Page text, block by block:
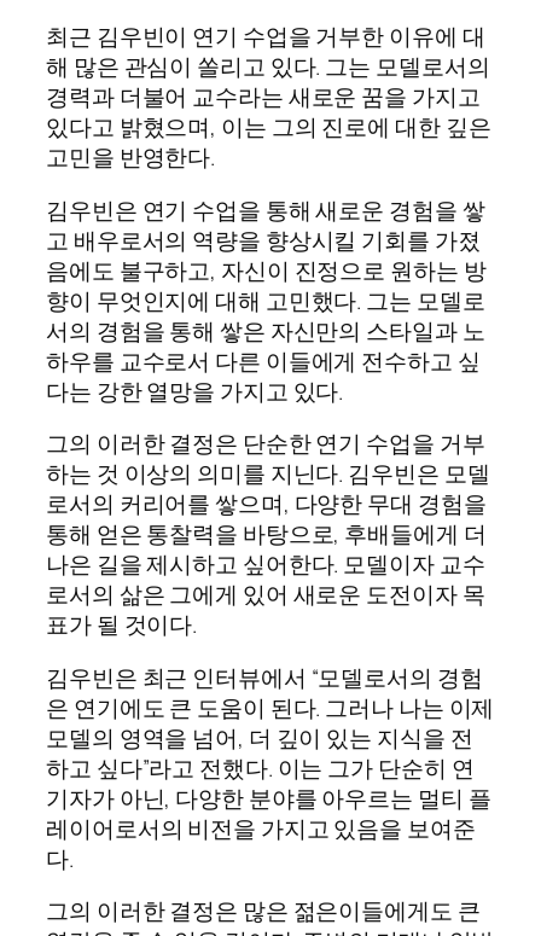
최근 김우빈이 연기 수업을 거부한 이유에 대
해 많은 관심이 쏠리고 있다. 그는 모델로서의
경력과 더불어 교수라는 새로운 꿈을 가지고
있다고 밝혔으며, 이는 그의 진로에 대한 깊은
고민을 반영한다.
김우빈은 연기 수업을 통해 새로운 경험을 쌓
고 배우로서의 역량을 향상시킬 기회를 가졌
음에도 불구하고, 자신이 진정으로 원하는 방
향이 무엇인지에 대해 고민했다. 그는 모델로
서의 경험을 통해 쌓은 자신만의 스타일과 노
하우를 교수로서 다른 이들에게 전수하고 싶
다는 강한 열망을 가지고 있다.
그의 이러한 결정은 단순한 연기 수업을 거부
하는 것 이상의 의미를 지닌다. 김우빈은 모델
로서의 커리어를 쌓으며, 다양한 무대 경험을
통해 얻은 통찰력을 바탕으로, 후배들에게 더
나은 길을 제시하고 싶어한다. 모델이자 교수
로서의 삶은 그에게 있어 새로운 도전이자 목
표가 될 것이다.
김우빈은 최근 인터뷰에서 “모델로서의 경험
은 연기에도 큰 도움이 된다. 그러나 나는 이제
모델의 영역을 넘어, 더 깊이 있는 지식을 전
하고 싶다”라고 전했다. 이는 그가 단순히 연
기자가 아닌, 다양한 분야를 아우르는 멀티 플
레이어로서의 비전을 가지고 있음을 보여준
다.
그의 이러한 결정은 많은 젊은이들에게도 큰